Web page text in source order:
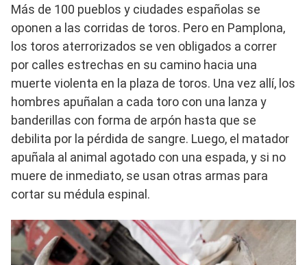
Más de 100 pueblos y ciudades españolas se
oponen a las corridas de toros. Pero en Pamplona, ​​
los toros aterrorizados se ven obligados a correr
por calles estrechas en su camino hacia una
muerte violenta en la plaza de toros. Una vez allí, los
hombres apuñalan a cada toro con una lanza y
banderillas con forma de arpón hasta que se
debilita por la pérdida de sangre. Luego, el matador
apuñala al animal agotado con una espada, y si no
muere de inmediato, se usan otras armas para
cortar su médula espinal.